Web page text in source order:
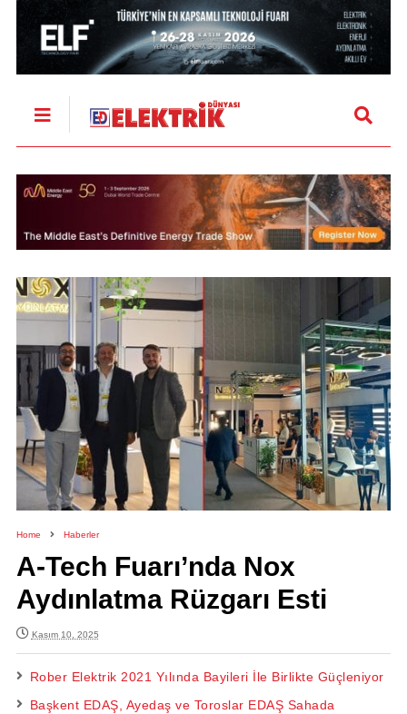
Home Haberler
A-Tech Fuarı’nda Nox
Aydınlatma Rüzgarı Esti
Kasım 10, 2025
Rober Elektrik 2021 Yılında Bayileri İle Birlikte Güçleniyor
Başkent EDAŞ, Ayedaş ve Toroslar EDAŞ Sahada